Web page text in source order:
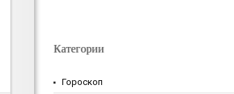
Категории
Гороскоп